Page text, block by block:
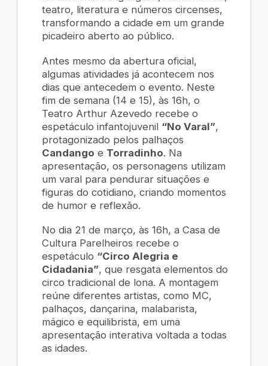
teatro, literatura e números circenses,
transformando a cidade em um grande
picadeiro aberto ao público.
Antes mesmo da abertura oficial,
algumas atividades já acontecem nos
dias que antecedem o evento. Neste
fim de semana (14 e 15), às 16h, o
Teatro Arthur Azevedo recebe o
espetáculo infantojuvenil “No Varal”,
protagonizado pelos palhaços
Candango e Torradinho. Na
apresentação, os personagens utilizam
um varal para pendurar situações e
figuras do cotidiano, criando momentos
de humor e reflexão.
No dia 21 de março, às 16h, a Casa de
Cultura Parelheiros recebe o
espetáculo “Circo Alegria e
Cidadania”, que resgata elementos do
circo tradicional de lona. A montagem
reúne diferentes artistas, como MC,
palhaços, dançarina, malabarista,
mágico e equilibrista, em uma
apresentação interativa voltada a todas
as idades.